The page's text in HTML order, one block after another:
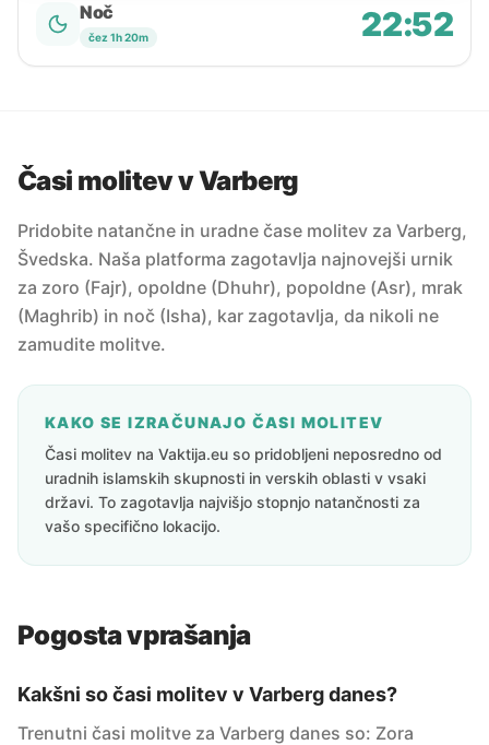
Noč
čez 1h 20m 22:52
Časi molitev v Varberg
Pridobite natančne in uradne čase molitev za Varberg,
Švedska. Naša platforma zagotavlja najnovejši urnik
za zoro (Fajr), opoldne (Dhuhr), popoldne (Asr), mrak
(Maghrib) in noč (Isha), kar zagotavlja, da nikoli ne
zamudite molitve.
KAKO SE IZRAČUNAJO ČASI MOLITEV
Časi molitev na Vaktija.eu so pridobljeni neposredno od
uradnih islamskih skupnosti in verskih oblasti v vsaki
državi. To zagotavlja najvišjo stopnjo natančnosti za
vašo specifično lokacijo.
Pogosta vprašanja
Kakšni so časi molitev v Varberg danes?
Trenutni časi molitve za Varberg danes so: Zora